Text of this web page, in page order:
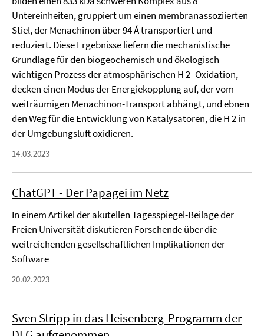
Untereinheiten, gruppiert um einen membranassoziierten
Stiel, der Menachinon über 94 Å transportiert und
reduziert. Diese Ergebnisse liefern die mechanistische
Grundlage für den biogeochemisch und ökologisch
wichtigen Prozess der atmosphärischen H 2 -Oxidation,
decken einen Modus der Energiekopplung auf, der vom
weiträumigen Menachinon-Transport abhängt, und ebnen
den Weg für die Entwicklung von Katalysatoren, die H 2 in
der Umgebungsluft oxidieren.
14.03.2023
ChatGPT - Der Papagei im Netz
In einem Artikel der akutellen Tagesspiegel-Beilage der
Freien Universität diskutieren Forschende über die
weitreichenden gesellschaftlichen Implikationen der
Software
20.02.2023
Sven Stripp in das Heisenberg-Programm der